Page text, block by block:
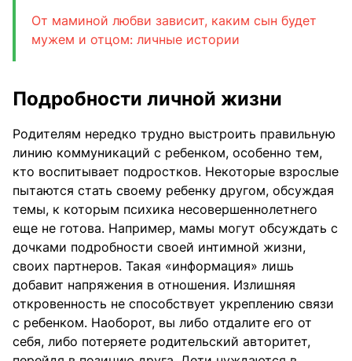
От маминой любви зависит, каким сын будет
мужем и отцом: личные истории
Подробности личной жизни
Родителям нередко трудно выстроить правильную
линию коммуникаций с ребенком, особенно тем,
кто воспитывает подростков. Некоторые взрослые
пытаются стать своему ребенку другом, обсуждая
темы, к которым психика несовершеннолетнего
еще не готова. Например, мамы могут обсуждать с
дочками подробности своей интимной жизни,
своих партнеров. Такая «информация» лишь
добавит напряжения в отношения. Излишняя
откровенность не способствует укреплению связи
с ребенком. Наоборот, вы либо отдалите его от
себя, либо потеряете родительский авторитет,